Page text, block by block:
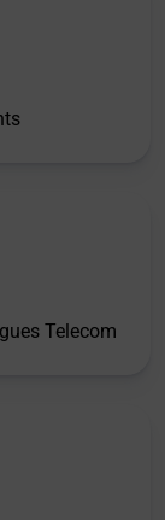
Telecom